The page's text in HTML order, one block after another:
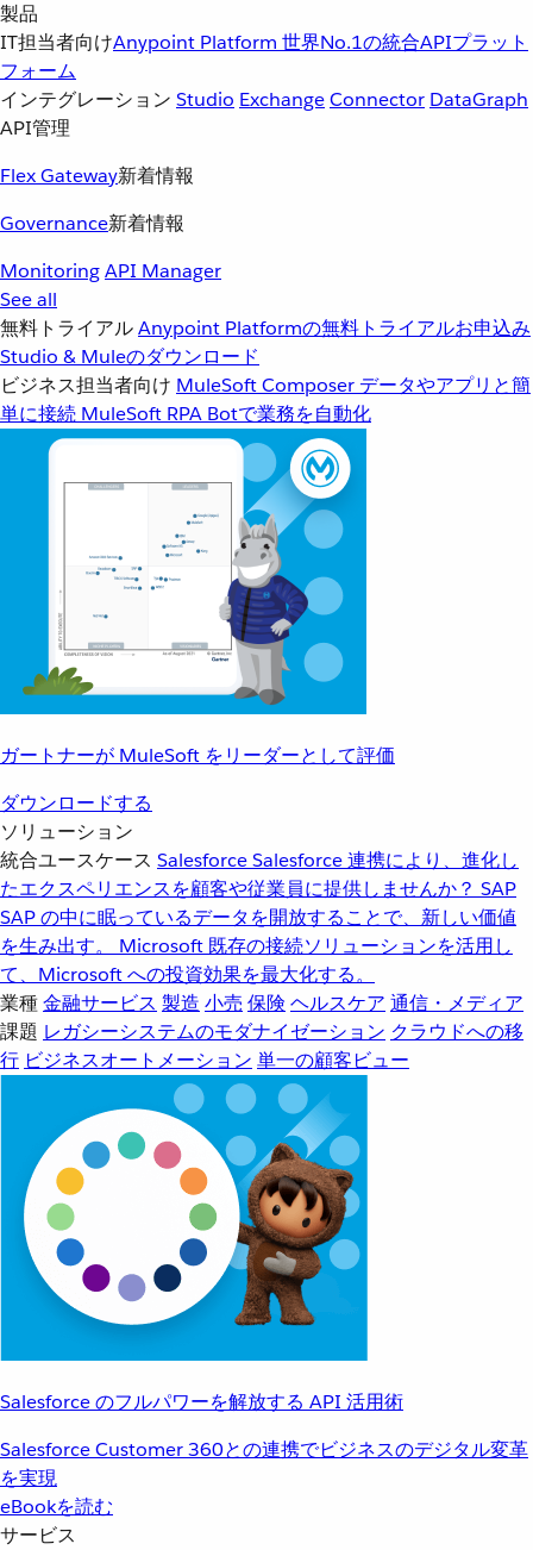
製品
IT担当者向けAnypoint Platform 世界No.1の統合APIプラット
フォーム
インテグレーション Studio ExchangeConnector DataGraph
API管理
Flex Gateway新着情報
Governance新着情報
MonitoringAPI Manager
See all
無料トライアルAnypoint Platformの無料トライアルお申込み
Studio & Muleのダウンロード
ビジネス担当者向け MuleSoft Composer データやアプリと簡
単に接続 MuleSoft RPA Botで業務を自動化
ガートナーが MuleSoft をリーダーとして評価
ダウンロードする
ソリューション
統合ユースケース SalesforceSalesforce 連携により、進化し
たエクスペリエンスを顧客や従業員に提供しませんか？ SAP
SAP の中に眠っているデータを開放することで、新しい価値
を生み出す。
Microsoft 既存の接続ソリューションを活用し
て、Microsoft への投資効果を最大化する。
業種金融サービス 製造 小売 保険 ヘルスケア 通信・メディア
課題 レガシーシステムのモダナイゼーション クラウドへの移
行 ビジネスオートメーション 単一の顧客ビュー
Salesforce のフルパワーを解放する API 活用術
Salesforce Customer 360との連携でビジネスのデジタル変革
を実現
eBookを読む
サービス